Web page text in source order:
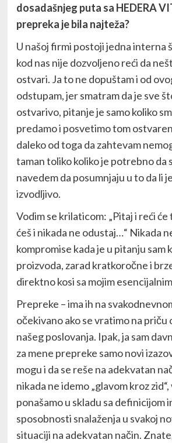
dosadašnjeg puta sa HEDERA
prepreka je bila najteža?
U našoj firmi postoji jedna interna
kod nas nije dozvoljeno reći da
ostvari. Ja to ne dopuštam i od
odstupam, jer smatram da je sve
ostvarivo, pitanje je samo koliko
predamo i posvetimo tom
daleko od toga da zahtevam
taman toliko koliko je potrebno da
navedem da posumnjaju u to da li
izvodljivo.
Vodim se krilaticom: „Pitaj i reći će
ćeš i nikada ne odustaj…“ Nikada
kompromise kada je u pitanju sam
proizvoda, zarad kratkoročne i
direktno kosi sa mojim
Prepreke – ima ih na
očekivano ako se vratimo na priču
našeg poslovanja. Ipak, ja sam
za mene prepreke samo novi
mogu i da se reše na adekvatan
nikada ne idemo „glavom kroz zid“,
ponašamo u skladu sa definicijom
sposobnosti snalaženja u svakoj
situaciji na adekvatan način.